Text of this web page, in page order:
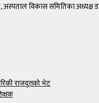
विकास समितिका अध्यक्ष
राजदूतको भेट